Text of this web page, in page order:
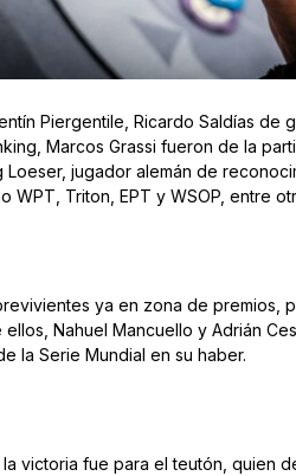
Piergentile, Ricardo Saldías de
Marcos Grassi fueron de la
jugador alemán de
WPT, Triton, EPT y WSOP, entre
ya en zona de premios,
Nahuel Mancuello y Adrián
la Serie Mundial en su haber.
victoria fue para el teutón, quien